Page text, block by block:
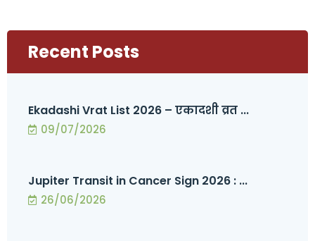
Recent Posts
Ekadashi Vrat List 2026 – एकादशी व्रत ...
09/07/2026
Jupiter Transit in Cancer Sign 2026 : ...
26/06/2026